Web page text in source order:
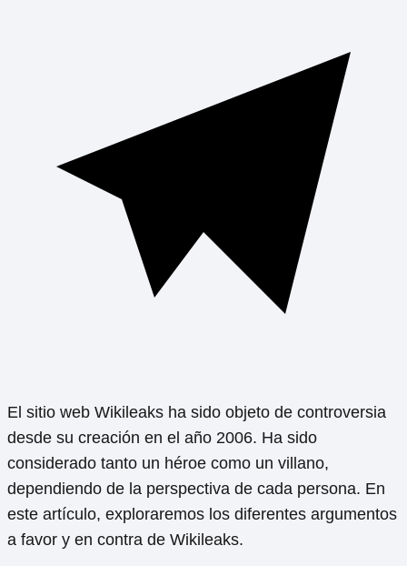
El sitio web Wikileaks ha sido objeto de controversia
desde su creación en el año 2006. Ha sido
considerado tanto un héroe como un villano,
dependiendo de la perspectiva de cada persona. En
este artículo, exploraremos los diferentes argumentos
a favor y en contra de Wikileaks.